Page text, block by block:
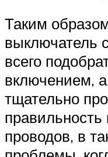
Таким
выключатель
всего
включением,
тщательно
проводов, в